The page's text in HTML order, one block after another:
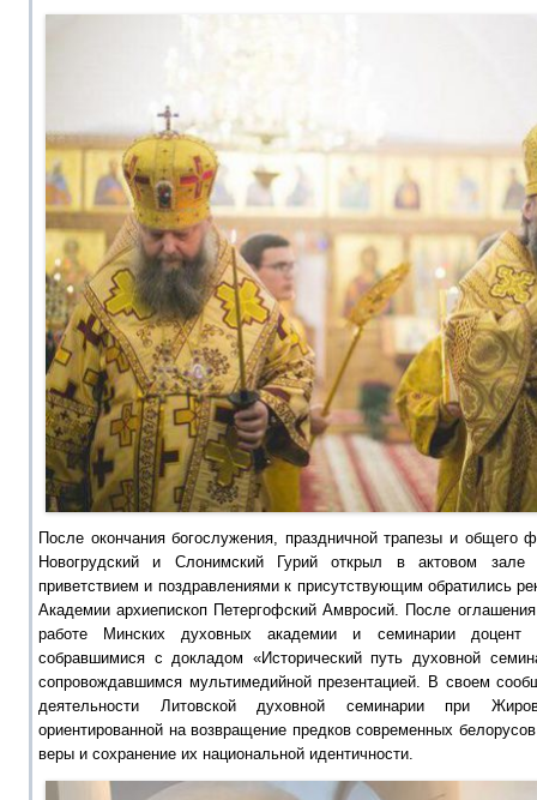
После окончания богослужения, праздничной трапезы и общего
Новогрудский и Слонимский Гурий открыл в актовом зале
приветствием и поздравлениями к присутствующим обратились
Академии архиепископ Петергофский Амвросий. После оглашения
работе Минских духовных академии и семинарии
собравшимися с докладом «Исторический путь духовной
сопровождавшимся мультимедийной презентацией. В своем
деятельности Литовской духовной семинарии при
ориентированной на возвращение предков современных
веры и сохранение их национальной идентичности.